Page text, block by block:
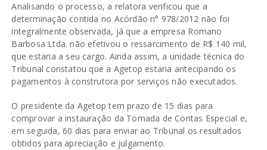
Analisando o processo, a relatora verificou que a
determinação contida no Acórdão n° 978/2012 não foi
integralmente observada, já que a empresa Romano
Barbosa Ltda. não efetivou o ressarcimento de R$ 140 mil,
que estaria a seu cargo. Ainda assim, a unidade técnica do
Tribunal constatou que a Agetop estaria antecipando os
pagamentos à construtora por serviços não executados.
O presidente da Agetop tem prazo de 15 dias para
comprovar a instauração da Tomada de Contas Especial e,
em seguida, 60 dias para enviar ao Tribunal os resultados
obtidos para apreciação e julgamento.